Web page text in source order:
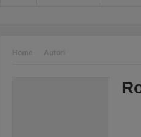
Home Autori